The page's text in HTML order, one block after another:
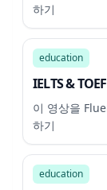
하기
education
IELTS &
이 영상을
하기
education